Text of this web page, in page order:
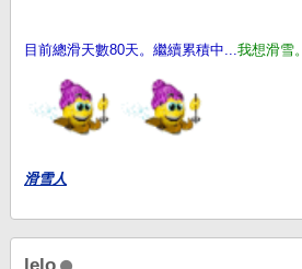
目前總滑天數80天。繼續累積中...我想滑雪。
滑雪人